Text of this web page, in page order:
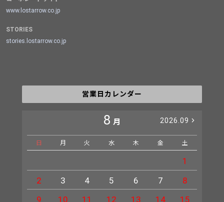
www.lostarrow.co.jp
STORIES
stories.lostarrow.co.jp
営業日カレンダー
8 月 2026.09
日 月 火 水 木 金 土
1
2
3 4 5 6 7
8
9
10 11 12 13 14
15